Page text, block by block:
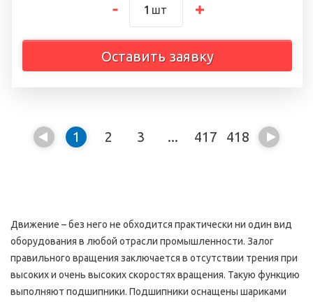
шт
Оставить заявку
1 2 3 ... 417 418
Движение – без него не обходится практически ни один вид
оборудования в любой отрасли промышленности. Залог
правильного вращения заключается в отсутствии трения при
высоких и очень высоких скоростях вращения. Такую функцию
выполняют подшипники. Подшипники оснащены шариками